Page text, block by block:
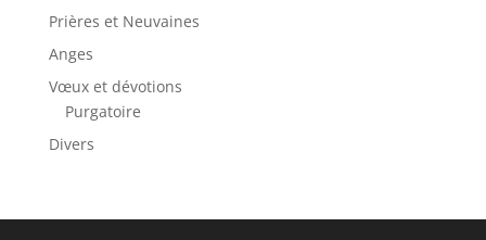
Prières et Neuvaines
Anges
Vœux et dévotions
Purgatoire
Divers